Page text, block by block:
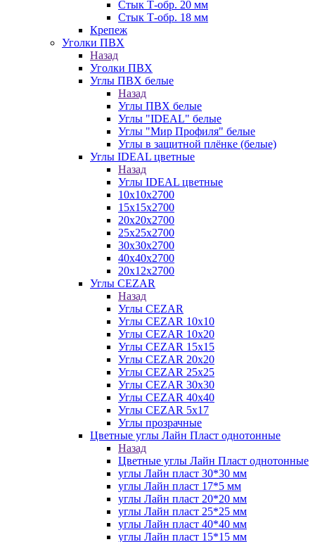
Стык Т-обр. 20 мм
Стык Т-обр. 18 мм
Крепеж
Уголки ПВХ
Назад
Уголки ПВХ
Углы ПВХ белые
Назад
Углы ПВХ белые
Углы "IDEAL" белые
Углы "Мир Профиля" белые
Углы в защитной плёнке (белые)
Углы IDEAL цветные
Назад
Углы IDEAL цветные
10х10х2700
15х15х2700
20х20х2700
25х25х2700
30х30х2700
40х40х2700
20х12х2700
Углы CEZAR
Назад
Углы CEZAR
Углы CEZAR 10х10
Углы CEZAR 10х20
Углы CEZAR 15х15
Углы CEZAR 20х20
Углы CEZAR 25х25
Углы CEZAR 30х30
Углы CEZAR 40х40
Углы CEZAR 5х17
Углы прозрачные
Цветные углы Лайн Пласт однотонные
Назад
Цветные углы Лайн Пласт однотонные
углы Лайн пласт 30*30 мм
углы Лайн пласт 17*5 мм
углы Лайн пласт 20*20 мм
углы Лайн пласт 25*25 мм
углы Лайн пласт 40*40 мм
углы Лайн пласт 15*15 мм